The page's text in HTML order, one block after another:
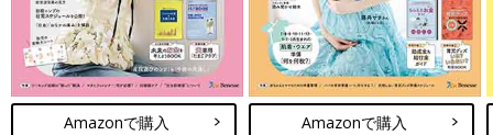
娘の病気とともに生きる覚悟
Amazonで購入 Amazonで購入